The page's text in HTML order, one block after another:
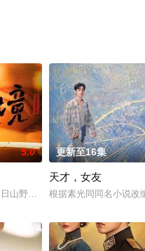
被父母忽视，在艰苦环境中长大
5.0
山野，两个孤独的人因机缘巧合
更新至16集
天才，女友
根据素光同同名小说改